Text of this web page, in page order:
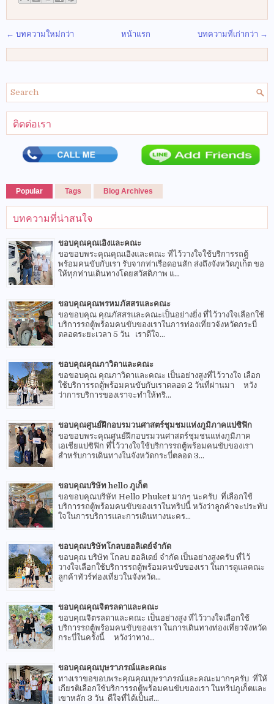
← บทความใหม่กว่า บทความที่เก่ากว่า →
หน้าแรก
ติดต่อเรา
Popular Tags Blog Archives
บทความที่น่าสนใจ
ขอบคุณคุณเอิงและคณะ
ขอขอบพระคุณคุณเอิงและคณะ ที่ไว้วางใจใช้บริการรถตู้
พร้อมคนขับกับเรา รับจากท่าเรือดอนสัก ส่งถึงจังหวัดภูเก็ต ขอ
ให้ทุกท่านเดินทางโดยสวัสดิภาพ แ...
ขอบคุณคุณพรหมภัสสรและคณะ
ขอขอบคุณ คุณภัสสรและคณะเป็นอย่างยิ่ง ที่ไว้วางใจเลือกใช้
บริการรถตู้พร้อมคนขับของเราในการท่องเที่ยวจังหวัดกระบี่
ตลอดระยะเวลา 5 วัน เราดีใจ...
ขอบคุณคุณภาวิดาและคณะ
ขอขอบคุณ คุณภาวิดาและคณะ เป็นอย่างสูงที่ไว้วางใจ เลือก
ใช้บริการรถตู้พร้อมคนขับกับเราตลอด 2 วันที่ผ่านมา หวัง
ว่าการบริการของเราจะทำให้ทริ...
ขอบคุณศูนย์ฝึกอบรมวนศาสตร์ชุมชมแห่งภูมิภาคแปซิฟิก
ขอขอบพระคุณศูนย์ฝึกอบรมวนศาสตร์ชุมชนแห่งภูมิภาค
เอเชียแปซิฟิก ที่ไว้วางใจใช้บริการรถตู้พร้อมคนขับของเรา
สำหรับการเดินทางในจังหวัดกระบี่ตลอด 3...
ขอบคุณบริษัท hello ภูเก็ต
ขอขอบคุณบริษัท Hello Phuket มากๆ นะครับ ที่เลือกใช้
บริการรถตู้พร้อมคนขับของเราในทริปนี้ หวังว่าลูกค้าจะประทับ
ใจในการบริการและการเดินทางนะคร...
ขอบคุณบริษัทโกลบฮอลิเดย์จำกัด
ขอบคุณ บริษัท โกลบ ฮอลิเดย์ จำกัด เป็นอย่างสูงครับ ที่ไว้
วางใจเลือกใช้บริการรถตู้พร้อมคนขับของเรา ในการดูแลคณะ
ลูกค้าทัวร์ท่องเที่ยวในจังหวัด...
ขอบคุณคุณจิตรลดาและคณะ
ขอบคุณจิตรลดาและคณะ เป็นอย่างสูง ที่ไว้วางใจเลือกใช้
บริการรถตู้พร้อมคนขับของเรา ในการเดินทางท่องเที่ยวจังหวัด
กระบี่ในครั้งนี้ หวังว่าทาง...
ขอบคุณคุณบุษราภรณ์และคณะ
ทางเราขอขอบพระคุณคุณบุษราภรณ์และคณะมากๆครับ ที่ให้
เกียรติเลือกใช้บริการรถตู้พร้อมคนขับของเรา ในทริปภูเก็ตและ
เขาหลัก 3 วัน ดีใจที่ได้เป็นส่...